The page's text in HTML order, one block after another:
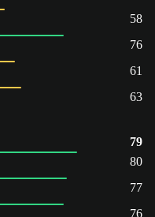
58
76
61
63
79
80
77
76